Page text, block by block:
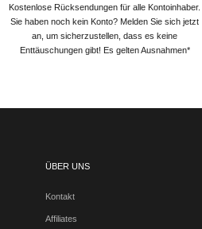
Kostenlose Rücksendungen für alle Kontoinhaber.
Sie haben noch kein Konto? Melden Sie sich jetzt
an, um sicherzustellen, dass es keine
Enttäuschungen gibt! Es gelten Ausnahmen*
ÜBER UNS
Kontakt
Affiliates